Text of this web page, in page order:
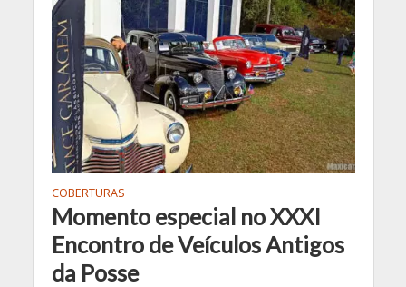
COBERTURAS
Momento especial no XXXI
Encontro de Veículos Antigos
da Posse